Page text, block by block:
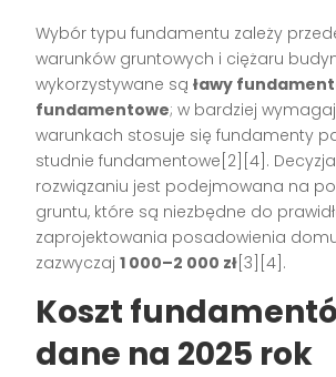
Wybór typu fundamentu zależy
warunków gruntowych i ciężaru
wykorzystywane sąławy
fundamentowe; w bardziej
warunkach stosuje się fundamenty
studnie fundamentowe[2][4].
rozwiązaniu jest podejmowana na
gruntu, które są niezbędne do
zaprojektowania posadowienia
zazwyczaj1 000–2 000 zł[3][4].
Koszt
dane na 2025 rok